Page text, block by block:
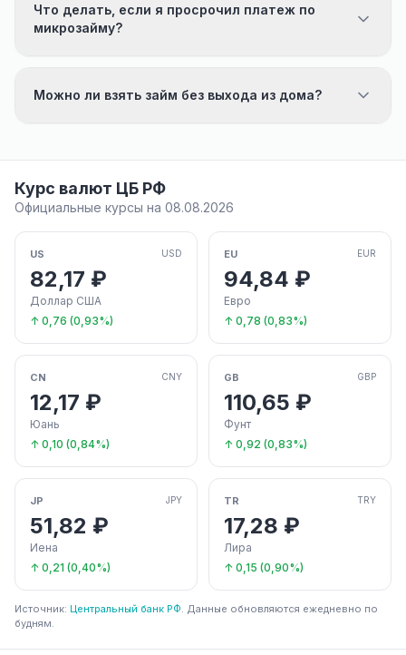
Что делать, если я просрочил платеж по
микрозайму?
Можно ли взять займ без выхода из дома?
Курс валют ЦБ РФ
Официальные курсы на 08.08.2026
US USD
82,17 ₽
Доллар США
↑ 0,76 (0,93%)
EU EUR
94,84 ₽
Евро
↑ 0,78 (0,83%)
CN CNY
12,17 ₽
Юань
↑ 0,10 (0,84%)
GB GBP
110,65 ₽
Фунт
↑ 0,92 (0,83%)
JP JPY
51,82 ₽
Иена
↑ 0,21 (0,40%)
TR TRY
17,28 ₽
Лира
↑ 0,15 (0,90%)
Источник: Центральный банк РФ. Данные обновляются ежедневно по
будням.